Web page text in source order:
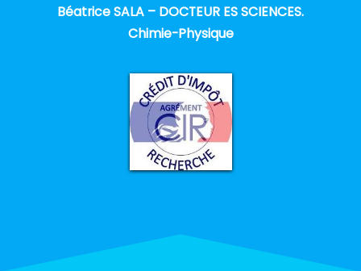
Béatrice SALA – DOCTEUR ES SCIENCES.
Chimie-Physique